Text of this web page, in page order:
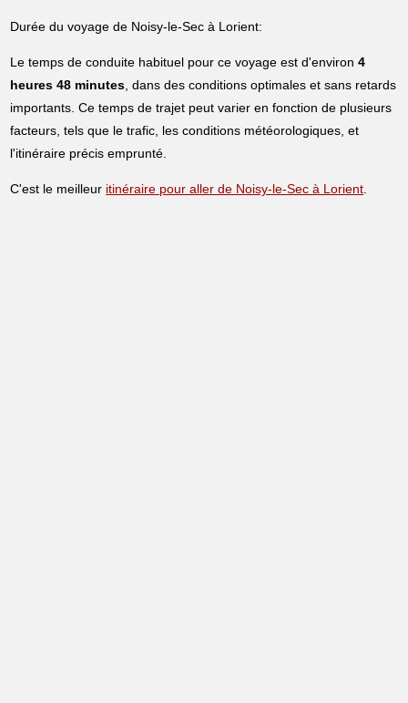
Durée du voyage de Noisy-le-Sec à Lorient:
Le temps de conduite habituel pour ce voyage est d'environ4
heures 48 minutes, dans des conditions optimales et sans retards
importants. Ce temps de trajet peut varier en fonction de plusieurs
facteurs, tels que le trafic, les conditions météorologiques, et
l'itinéraire précis emprunté.
C'est le meilleur itinéraire pour aller de Noisy-le-Sec à Lorient.